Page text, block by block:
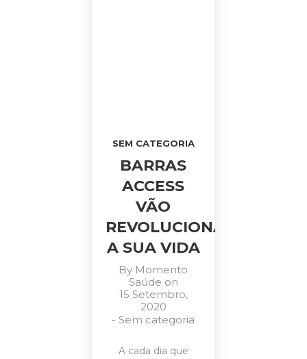
SEM CATEGORIA
BARRAS
ACCESS
VÃO
REVOLUCIONAR
A SUA VIDA
By Momento
Saúde on
15 Setembro,
2020
- Sem categoria
A cada dia que